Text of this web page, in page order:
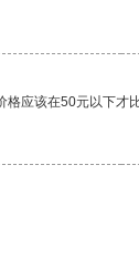
应该在50元以下才比